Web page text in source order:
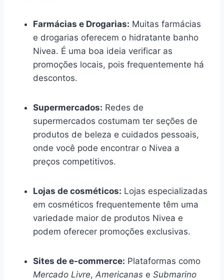
Farmácias e Drogarias: Muitas farmácias
e drogarias oferecem o hidratante banho
Nivea. É uma boa ideia verificar as
promoções locais, pois frequentemente há
descontos.
Supermercados: Redes de
supermercados costumam ter seções de
produtos de beleza e cuidados pessoais,
onde você pode encontrar o Nivea a
preços competitivos.
Lojas de cosméticos: Lojas especializadas
em cosméticos frequentemente têm uma
variedade maior de produtos Nivea e
podem oferecer promoções exclusivas.
Sites de e-commerce: Plataformas como
Mercado Livre, Americanas e Submarino